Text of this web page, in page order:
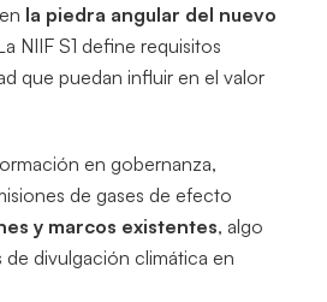
la piedra angular del nuevo
NIIF S1 define requisitos
que puedan influir en el valor
en gobernanza,
de gases de efecto
y marcos existentes, algo
divulgación climática en